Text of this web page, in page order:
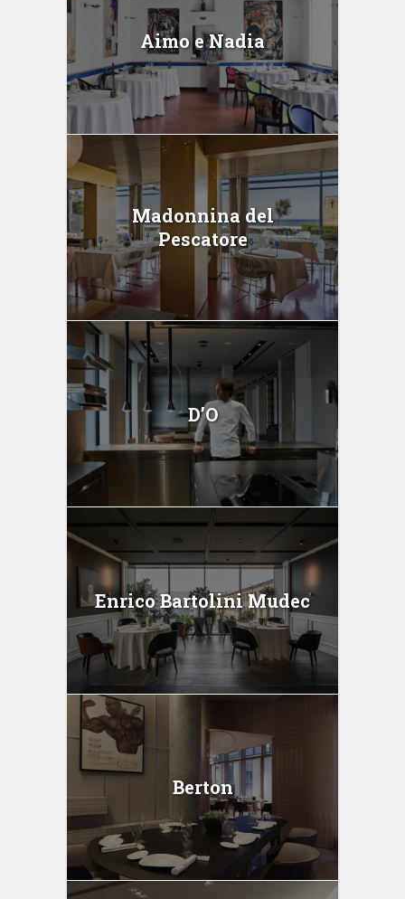
Aimo e Nadia
Madonnina del
Pescatore
D’O
Enrico Bartolini Mudec
Berton